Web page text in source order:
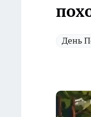
День